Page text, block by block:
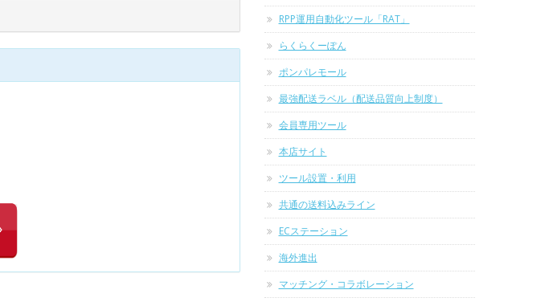
RPP運用自動化ツール「RAT」
らくらくーぽん
ポンパレモール
最強配送ラベル（配送品質向上制度）
会員専用ツール
本店サイト
ツール設置・利用
共通の送料込みライン
ECステーション
海外進出
マッチング・コラボレーション